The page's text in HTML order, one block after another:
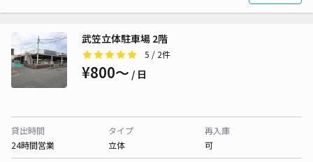
武笠立体駐車場 2階
5 / 2件
¥800〜 / 日
貸出時間
24時間営業
タイプ
立体
再入庫
可